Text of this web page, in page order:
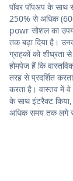
पॉवर पॉपअप के
250% से अधिक
powr सोशल का
तक बढ़ा दिया है।
ग्राहकों को
होमपेज हैं कि
तरह से प्रदर्शित
करता है। वास्तव में
के साथ इंटरैक्ट
अधिक समय तक लगे